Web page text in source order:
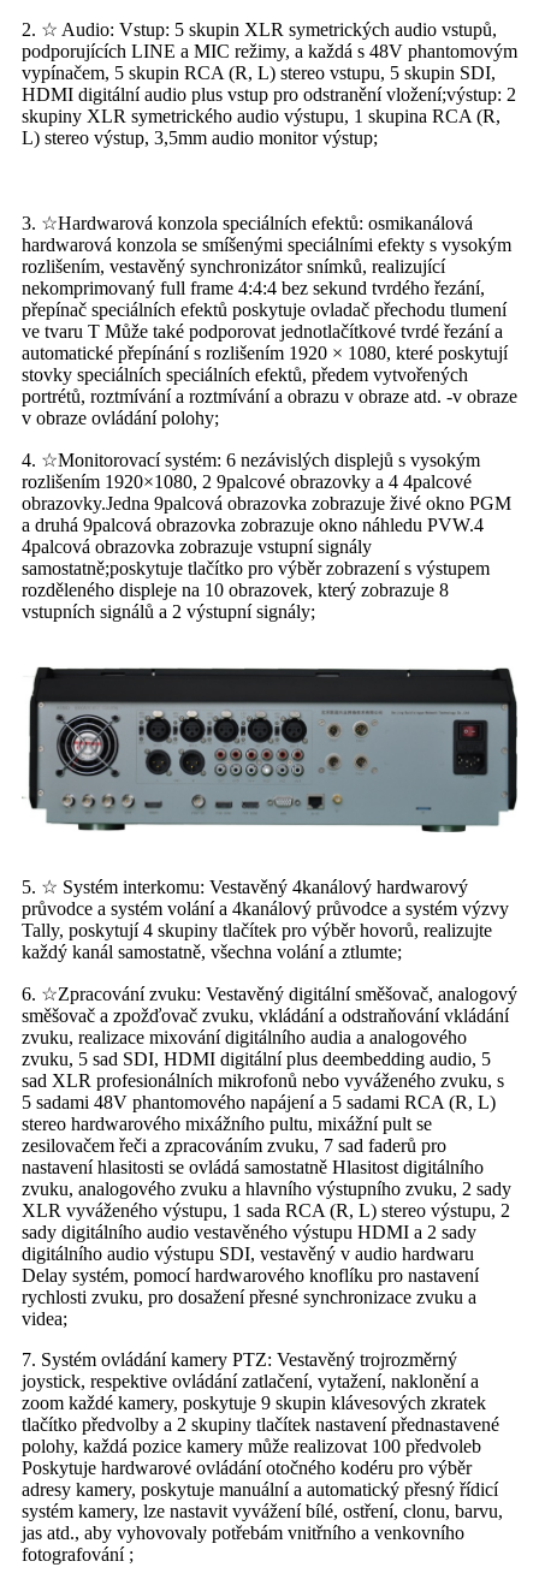
2. ☆ Audio: Vstup: 5 skupin XLR symetrických audio vstupů,
podporujících LINE a MIC režimy, a každá s 48V phantomovým
vypínačem, 5 skupin RCA (R, L) stereo vstupu, 5 skupin SDI,
HDMI digitální audio plus vstup pro odstranění vložení;výstup: 2
skupiny XLR symetrického audio výstupu, 1 skupina RCA (R,
L) stereo výstup, 3,5mm audio monitor výstup;
3. ☆Hardwarová konzola speciálních efektů: osmikanálová
hardwarová konzola se smíšenými speciálními efekty s vysokým
rozlišením, vestavěný synchronizátor snímků, realizující
nekomprimovaný full frame 4:4:4 bez sekund tvrdého řezání,
přepínač speciálních efektů poskytuje ovladač přechodu tlumení
ve tvaru T Může také podporovat jednotlačítkové tvrdé řezání a
automatické přepínání s rozlišením 1920 × 1080, které poskytují
stovky speciálních speciálních efektů, předem vytvořených
portrétů, roztmívání a roztmívání a obrazu v obraze atd. -v obraze
v obraze ovládání polohy;
4. ☆Monitorovací systém: 6 nezávislých displejů s vysokým
rozlišením 1920×1080, 2 9palcové obrazovky a 4 4palcové
obrazovky.Jedna 9palcová obrazovka zobrazuje živé okno PGM
a druhá 9palcová obrazovka zobrazuje okno náhledu PVW.4
4palcová obrazovka zobrazuje vstupní signály
samostatně;poskytuje tlačítko pro výběr zobrazení s výstupem
rozděleného displeje na 10 obrazovek, který zobrazuje 8
vstupních signálů a 2 výstupní signály;
5. ☆ Systém interkomu: Vestavěný 4kanálový hardwarový
průvodce a systém volání a 4kanálový průvodce a systém výzvy
Tally, poskytují 4 skupiny tlačítek pro výběr hovorů, realizujte
každý kanál samostatně, všechna volání a ztlumte;
6. ☆Zpracování zvuku: Vestavěný digitální směšovač, analogový
směšovač a zpožďovač zvuku, vkládání a odstraňování vkládání
zvuku, realizace mixování digitálního audia a analogového
zvuku, 5 sad SDI, HDMI digitální plus deembedding audio, 5
sad XLR profesionálních mikrofonů nebo vyváženého zvuku, s
5 sadami 48V phantomového napájení a 5 sadami RCA (R, L)
stereo hardwarového mixážního pultu, mixážní pult se
zesilovačem řeči a zpracováním zvuku, 7 sad faderů pro
nastavení hlasitosti se ovládá samostatně Hlasitost digitálního
zvuku, analogového zvuku a hlavního výstupního zvuku, 2 sady
XLR vyváženého výstupu, 1 sada RCA (R, L) stereo výstupu, 2
sady digitálního audio vestavěného výstupu HDMI a 2 sady
digitálního audio výstupu SDI, vestavěný v audio hardwaru
Delay systém, pomocí hardwarového knoflíku pro nastavení
rychlosti zvuku, pro dosažení přesné synchronizace zvuku a
videa;
7. Systém ovládání kamery PTZ: Vestavěný trojrozměrný
joystick, respektive ovládání zatlačení, vytažení, naklonění a
zoom každé kamery, poskytuje 9 skupin klávesových zkratek
tlačítko předvolby a 2 skupiny tlačítek nastavení přednastavené
polohy, každá pozice kamery může realizovat 100 předvoleb
Poskytuje hardwarové ovládání otočného kodéru pro výběr
adresy kamery, poskytuje manuální a automatický přesný řídicí
systém kamery, lze nastavit vyvážení bílé, ostření, clonu, barvu,
jas atd., aby vyhovovaly potřebám vnitřního a venkovního
fotografování ;